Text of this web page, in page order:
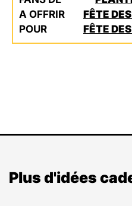
A OFFRIR
POUR
FÊTE
FÊTE
Plus d'idées